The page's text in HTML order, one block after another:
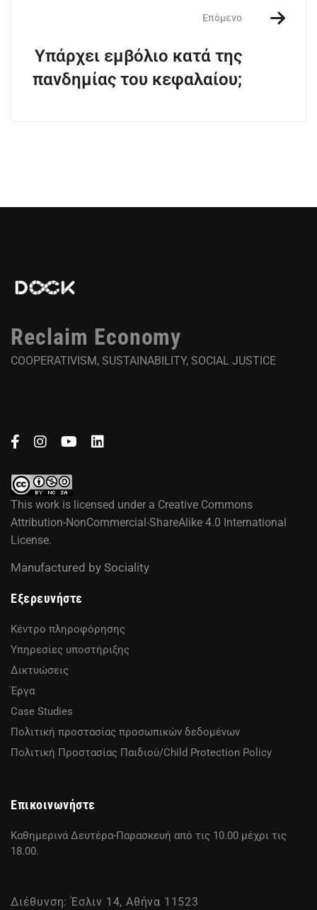
Επόμενο
Υπάρχει εμβόλιο κατά της
πανδημίας του κεφαλαίου;
Reclaim Economy
COOPERATIVISM, SUSTAINABILITY, SOCIAL JUSTICE
This work is licensed under a Creative Commons
Attribution-NonCommercial-ShareAlike 4.0 International
License.
Manufactured by Sociality
Εξερευνήστε
Κέντρο πληροφόρησης
Υπηρεσίες υποστήριξης
Δικτυώσεις
Έργα
Case Studies
Πολιτική προστασίας προσωπικών δεδομένων
Πολιτική Προστασίας Παιδιού/Child Protection Policy
Επικοινωνήστε
Καθημερινά Δευτέρα-Παρασκευή από τις 10.00 μέχρι τις
18.00.
Διέθυνση: Έσλιν 14, Αθήνα 11523